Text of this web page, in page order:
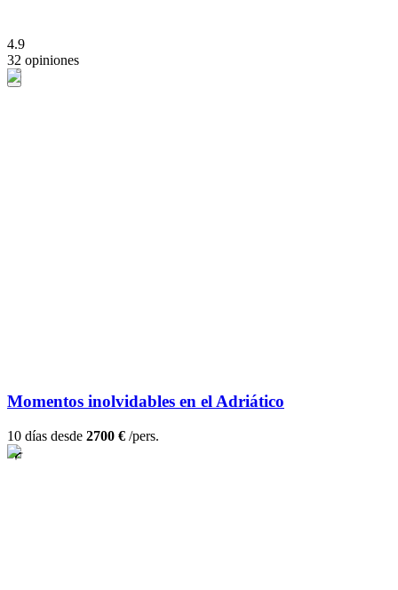
4.9
32 opiniones
Momentos inolvidables en el Adriático
10 días desde 2700 € /pers.